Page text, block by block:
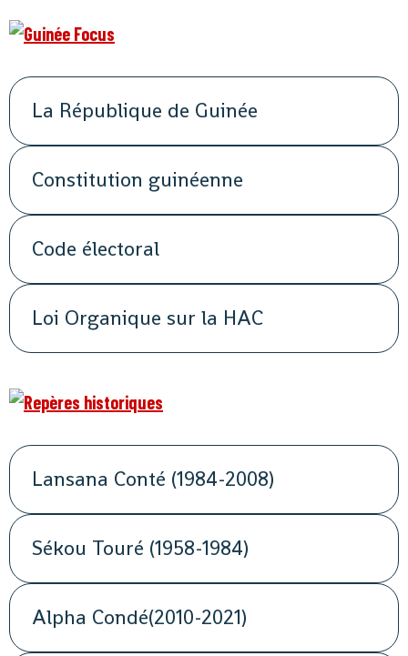
La République de Guinée
Constitution guinéenne
Code électoral
Loi Organique sur la HAC
Lansana Conté (1984-2008)
Sékou Touré (1958-1984)
Alpha Condé(2010-2021)